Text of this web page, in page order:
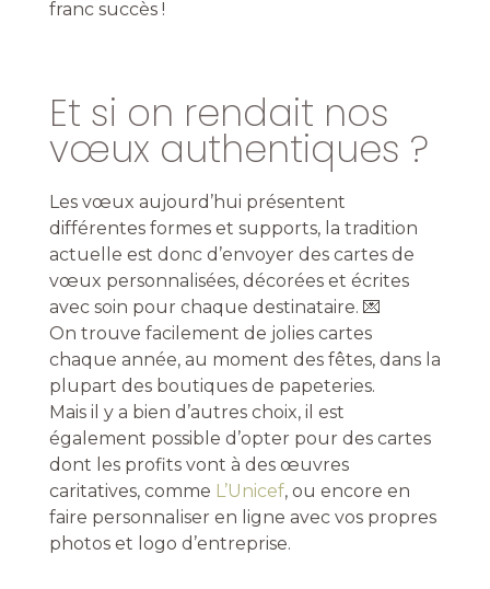
franc succès !
Et si on rendait nos
vœux authentiques ?
Les vœux aujourd’hui présentent
différentes formes et supports, la tradition
actuelle est donc d’envoyer des cartes de
vœux personnalisées, décorées et écrites
avec soin pour chaque destinataire. 💌
On trouve facilement de jolies cartes
chaque année, au moment des fêtes, dans la
plupart des boutiques de papeteries.
Mais il y a bien d’autres choix, il est
également possible d’opter pour des cartes
dont les profits vont à des œuvres
caritatives, comme L’Unicef, ou encore en
faire personnaliser en ligne avec vos propres
photos et logo d’entreprise.